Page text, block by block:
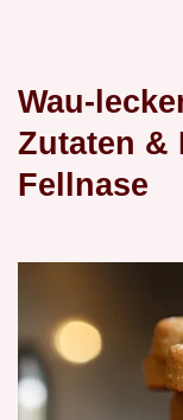
Wau-
Zutaten &
Fellnase